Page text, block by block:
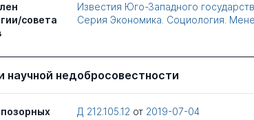
совета
Известия Юго-Западного
Серия Экономика. Социология.
научной недобросовестности
Д 212.105.12 от 2019-07-04